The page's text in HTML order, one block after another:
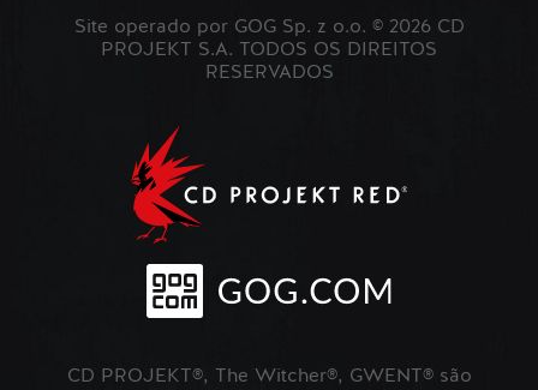
Site operado por GOG Sp. z o.o. © 2026 CD
PROJEKT S.A. TODOS OS DIREITOS
RESERVADOS
CD PROJEKT®, The Witcher®, GWENT® são